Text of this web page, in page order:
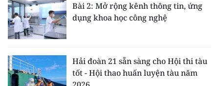
Bài 2: Mở rộng kênh thông tin, ứng
dụng khoa học công nghệ
Hải đoàn 21 sẵn sàng cho Hội thi tàu
tốt - Hội thao huấn luyện tàu năm